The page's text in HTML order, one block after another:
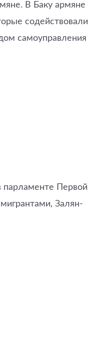
В Баку армяне
содействовали
самоуправления
парламенте Первой
Залян-